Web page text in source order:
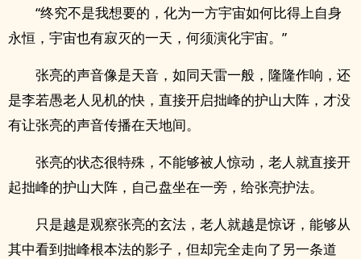
“终究不是我想要的，化为一方宇宙如何比得上自身
永恒，宇宙也有寂灭的一天，何须演化宇宙。”
张亮的声音像是天音，如同天雷一般，隆隆作响，还
是李若愚老人见机的快，直接开启拙峰的护山大阵，才没
有让张亮的声音传播在天地间。
张亮的状态很特殊，不能够被人惊动，老人就直接开
起拙峰的护山大阵，自己盘坐在一旁，给张亮护法。
只是越是观察张亮的玄法，老人就越是惊讶，能够从
其中看到拙峰根本法的影子，但却完全走向了另一条道